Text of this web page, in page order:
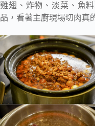
雞翅、炸物、淡菜、魚
品，看著主廚現場切肉真